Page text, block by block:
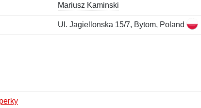
Mariusz Kaminski
Ul. Jagiellonska 15/7, Bytom, Poland